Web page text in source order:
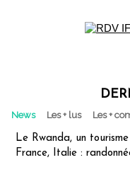
News Les + lus Les +
Le Rwanda, un
France, Italie :